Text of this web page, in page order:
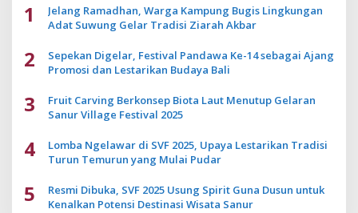
1
Jelang Ramadhan, Warga Kampung Bugis Lingkungan
Adat Suwung Gelar Tradisi Ziarah Akbar
2
Sepekan Digelar, Festival Pandawa Ke-14 sebagai Ajang
Promosi dan Lestarikan Budaya Bali
3
Fruit Carving Berkonsep Biota Laut Menutup Gelaran
Sanur Village Festival 2025
4
Lomba Ngelawar di SVF 2025, Upaya Lestarikan Tradisi
Turun Temurun yang Mulai Pudar
5
Resmi Dibuka, SVF 2025 Usung Spirit Guna Dusun untuk
Kenalkan Potensi Destinasi Wisata Sanur